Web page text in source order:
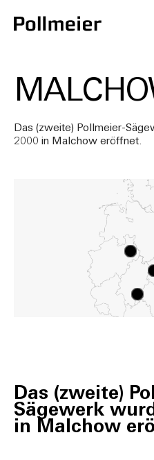
Das (zweite) Pollmeier-
2000 in Malchow eröffnet.
Das (zweite)
Sägewerk
in Malchow